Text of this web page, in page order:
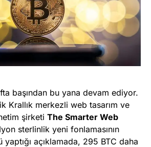
başından bu yana devam ediyor.
Krallık merkezli web tasarım ve
şirketi The Smarter Web
sterlinlik yeni fonlamasının
yaptığı açıklamada, 295 BTC daha